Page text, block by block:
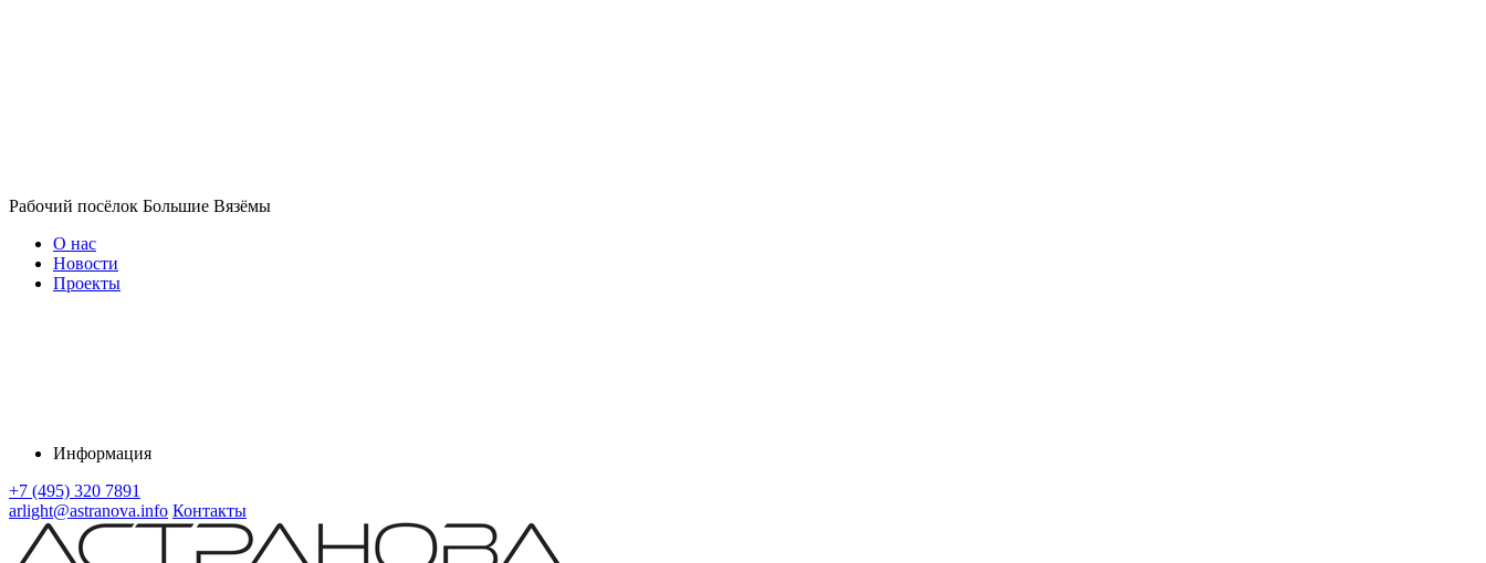
Рабочий посёлок Большие Вязёмы
О нас
Новости
Проекты
Информация
+7 (495) 320 7891
arlight@astranova.info Контакты